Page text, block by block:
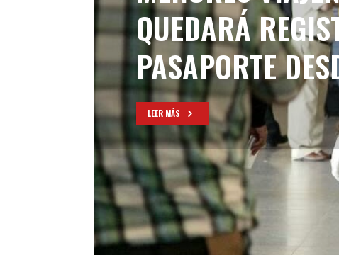
QUEDARÁ
PASAPORTE
LEER MÁS